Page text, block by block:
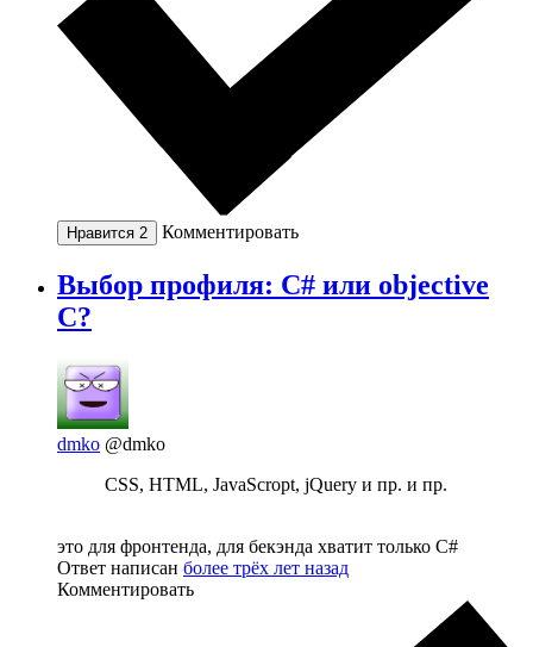
Нравится 2 Комментировать
Выбор профиля: C# или objective
C?
dmko @dmko
CSS, HTML, JavaScropt, jQuery и пр. и пр.
это для фронтенда, для бекэнда хватит только C#
Ответ написан более трёх лет назад
Комментировать